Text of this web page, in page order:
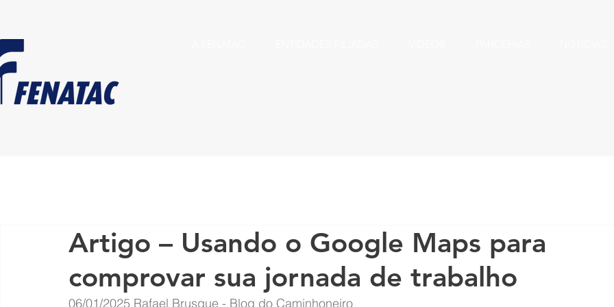
Artigo – Usando o Google Maps para
comprovar sua jornada de trabalho
06/01/2025 Rafael Brusque - Blog do Caminhoneiro